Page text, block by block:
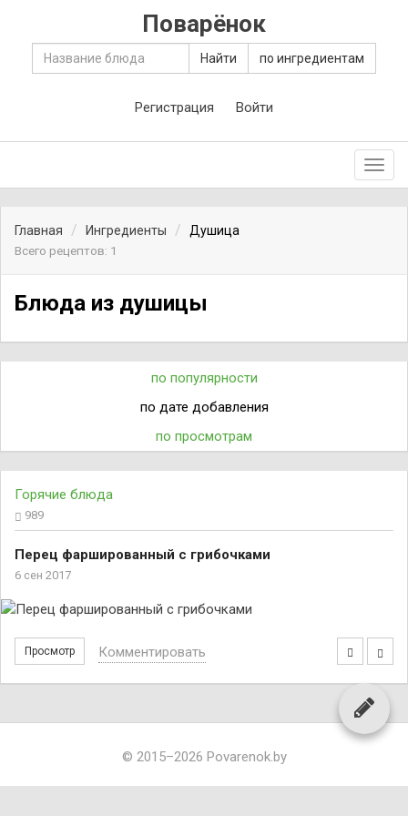
Поварёнок
Найти по ингредиентам
Регистрация Войти
Главная Ингредиенты
Душица
Всего рецептов: 1
Блюда из душицы
по популярности
по дате добавления
по просмотрам
Горячие блюда
989
Перец фаршированный с грибочками
6 сен 2017
Просмотр Комментировать
© 2015–2026 Povarenok.by